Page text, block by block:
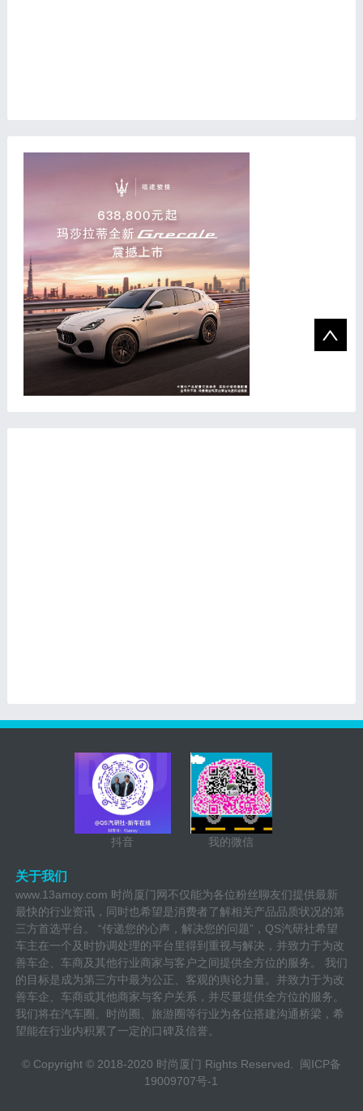
抖音 我的微信
关于我们
www.13amoy.com 时尚厦门网不仅能为各位粉丝聊友们提供最新
最快的行业资讯，同时也希望是消费者了解相关产品品质状况的第
三方首选平台。 “传递您的心声，解决您的问题”，QS汽研社希望
车主在一个及时协调处理的平台里得到重视与解决，并致力于为改
善车企、车商及其他行业商家与客户之间提供全方位的服务。 我们
的目标是成为第三方中最为公正、客观的舆论力量。并致力于为改
善车企、车商或其他商家与客户关系，并尽量提供全方位的服务。
我们将在汽车圈、时尚圈、旅游圈等行业为各位搭建沟通桥梁，希
望能在行业内积累了一定的口碑及信誉。
© Copyright © 2018-2020 时尚厦门 Rights Reserved. 闽ICP备
19009707号-1